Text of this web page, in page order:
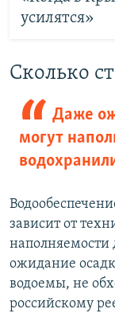
усилятся»
Сколько
Даже
могут
зависит от
ожидание
водоемы, не
российскому